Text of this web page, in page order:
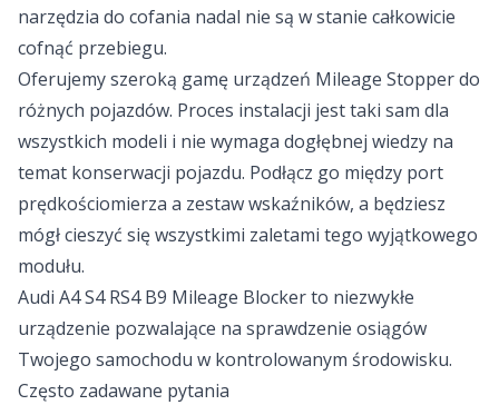
narzędzia do cofania nadal nie są w stanie całkowicie
cofnąć przebiegu.
Oferujemy szeroką gamę urządzeń Mileage Stopper do
różnych pojazdów. Proces instalacji jest taki sam dla
wszystkich modeli i nie wymaga dogłębnej wiedzy na
temat konserwacji pojazdu. Podłącz go między port
prędkościomierza a zestaw wskaźników, a będziesz
mógł cieszyć się wszystkimi zaletami tego wyjątkowego
modułu.
Audi A4 S4 RS4 B9 Mileage Blocker to niezwykłe
urządzenie pozwalające na sprawdzenie osiągów
Twojego samochodu w kontrolowanym środowisku.
Często zadawane pytania